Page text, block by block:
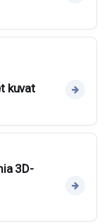
kuvat
3D-